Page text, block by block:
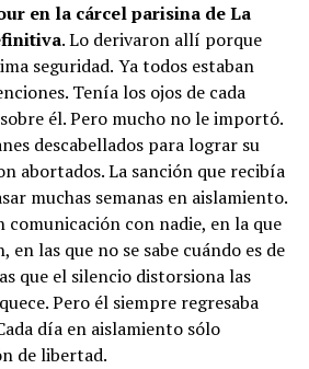
en la cárcel parisina de La
. Lo derivaron allí porque
seguridad. Ya todos estaban
Tenía los ojos de cada
él. Pero mucho no le importó.
descabellados para lograr su
abortados. La sanción que recibía
muchas semanas en aislamiento.
comunicación con nadie, en la que
en las que no se sabe cuándo es de
que el silencio distorsiona las
Pero él siempre regresaba
día en aislamiento sólo
de libertad.